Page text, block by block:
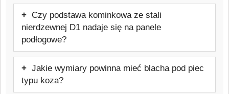
Tak, w wielu przypadkach przepisy oraz
instrukcje producentów pieców wymagają
zabezpieczenia podłogi materiałem
niepalnym przed paleniskiem i pod
Czy podstawa kominkowa ze stali
nierdzewnej D1 nadaje się na panele
podłogowe?
Tak, stalowa podstawa kominkowa ze
stali nierdzewnej D1 skutecznie chroni
panele, drewno, winyl i inne wrażliwe
Jakie wymiary powinna mieć blacha pod piec
typu koza?